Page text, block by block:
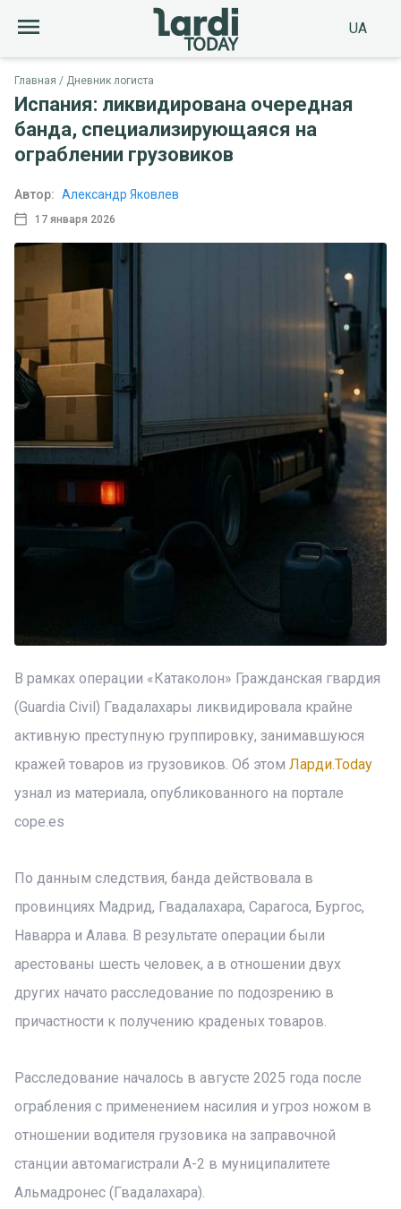
UA
Главная Дневник логиста
Испания: ликвидирована очередная
банда, специализирующаяся на
ограблении грузовиков
17 января 2026
Автор: Александр Яковлев
В рамках операции «Катаколон» Гражданская гвардия
(Guardia Civil) Гвадалахары ликвидировала крайне
активную преступную группировку, занимавшуюся
кражей товаров из грузовиков. Об этом Ларди.Today
узнал из материала, опубликованного на портале
cope.es
По данным следствия, банда действовала в
провинциях Мадрид, Гвадалахара, Сарагоса, Бургос,
Наварра и Алава. В результате операции были
арестованы шесть человек, а в отношении двух
других начато расследование по подозрению в
причастности к получению краденых товаров.
Расследование началось в августе 2025 года после
ограбления с применением насилия и угроз ножом в
отношении водителя грузовика на заправочной
станции автомагистрали А-2 в муниципалитете
Альмадронес (Гвадалахара).